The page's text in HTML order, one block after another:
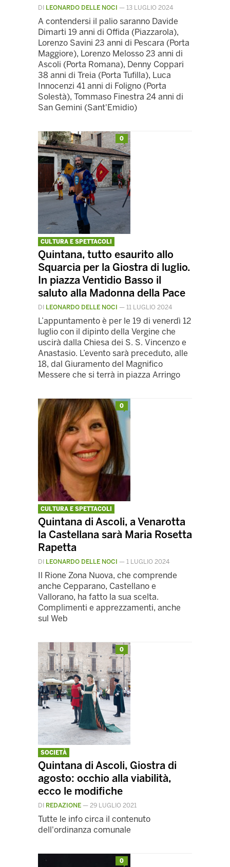
DI LEONARDO DELLE NOCI — 13 LUGLIO 2024
A contendersi il palio saranno Davide
Dimarti 19 anni di Offida (Piazzarola),
Lorenzo Savini 23 anni di Pescara (Porta
Maggiore), Lorenzo Melosso 23 anni di
Ascoli (Porta Romana), Denny Coppari
38 anni di Treia (Porta Tufilla), Luca
Innocenzi 41 anni di Foligno (Porta
Solestà), Tommaso Finestra 24 anni di
San Gemini (Sant'Emidio)
0
CULTURA E SPETTACOLI
Quintana, tutto esaurito allo
Squarcia per la Giostra di luglio.
In piazza Ventidio Basso il
saluto alla Madonna della Pace
DI LEONARDO DELLE NOCI — 11 LUGLIO 2024
L’appuntamento è per le 19 di venerdì 12
luglio con il dipinto della Vergine che
uscirà dalla Chiesa dei S. S. Vincenzo e
Anastasio. L’evento sarà preceduto, alle
18, dal Giuramento del Magnifico
Messere che si terrà in piazza Arringo
0
CULTURA E SPETTACOLI
Quintana di Ascoli, a Venarotta
la Castellana sarà Maria Rosetta
Rapetta
DI LEONARDO DELLE NOCI — 1 LUGLIO 2024
Il Rione Zona Nuova, che comprende
anche Cepparano, Castellano e
Vallorano, ha fatto la sua scelta.
Complimenti e apprezzamenti, anche
sul Web
0
SOCIETÀ
Quintana di Ascoli, Giostra di
agosto: occhio alla viabilità,
ecco le modifiche
DI REDAZIONE — 29 LUGLIO 2021
Tutte le info circa il contenuto
dell'ordinanza comunale
0